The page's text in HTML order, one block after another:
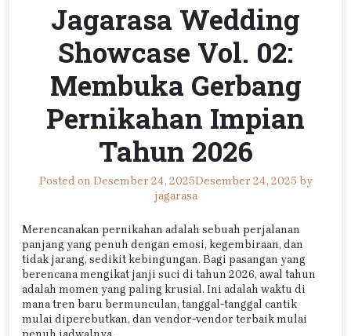
Jagarasa Wedding
Showcase Vol. 02:
Membuka Gerbang
Pernikahan Impian
Tahun 2026
Posted on Desember 24, 2025Desember 24, 2025 by
jagarasa
Merencanakan pernikahan adalah sebuah perjalanan
panjang yang penuh dengan emosi, kegembiraan, dan
tidak jarang, sedikit kebingungan. Bagi pasangan yang
berencana mengikat janji suci di tahun 2026, awal tahun
adalah momen yang paling krusial. Ini adalah waktu di
mana tren baru bermunculan, tanggal-tanggal cantik
mulai diperebutkan, dan vendor-vendor terbaik mulai